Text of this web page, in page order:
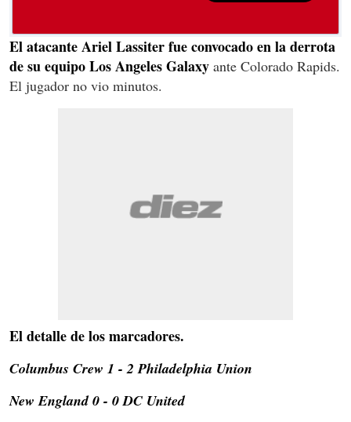
El atacante Ariel Lassiter fue convocado en la derrota
de su equipo Los Angeles Galaxy ante Colorado Rapids.
El jugador no vio minutos.
El detalle de los marcadores.
Columbus Crew 1 - 2 Philadelphia Union
New England 0 - 0 DC United